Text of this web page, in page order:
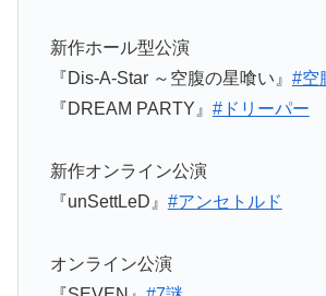
新作ホール型公演
『Dis-A-Star ～空腹の星喰い』 #空
『DREAM PARTY』 #ドリーパー
新作オンライン公演
『unSettLeD』 #アンセトルド
オンライン公演